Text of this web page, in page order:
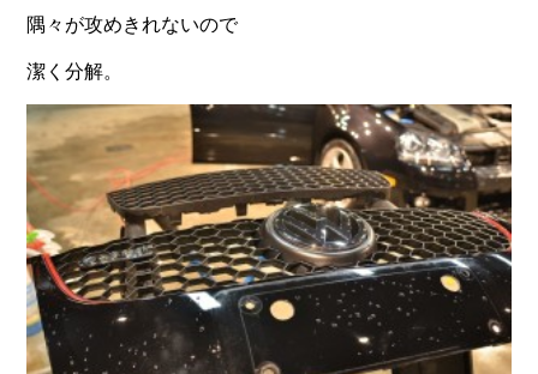
隅々が攻めきれないので
潔く分解。